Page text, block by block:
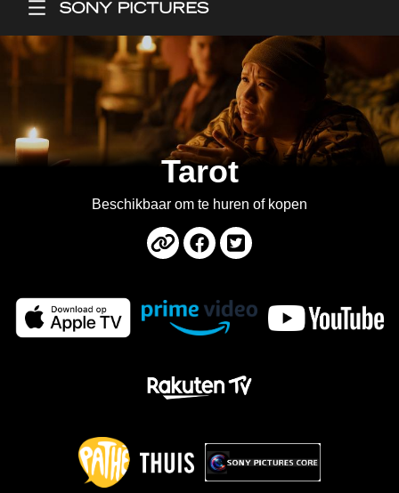
Tarot
Beschikbaar om te huren of kopen